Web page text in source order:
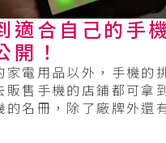
適合自己的手
開！
家電用品以外，手機的
販售手機的店鋪都可拿
的名冊，除了廠牌外還